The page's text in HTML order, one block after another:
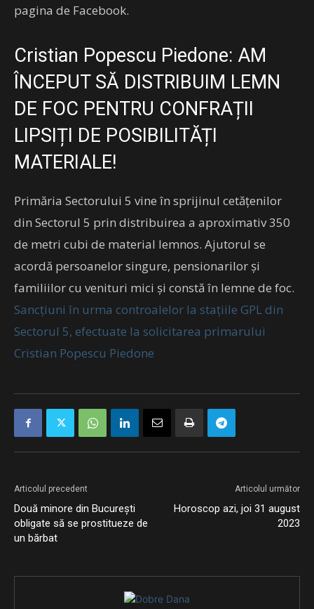
pagina de Facebook.
Cristian Popescu Piedone: AM
ÎNCEPUT SĂ DISTRIBUIM LEMN
DE FOC PENTRU CONFRAȚII
LIPSIȚI DE POSIBILITĂȚI
MATERIALE!
Primăria Sectorului 5 vine în sprijinul cetățenilor
din Sectorul 5 prin distribuirea a aproximativ 350
de metri cubi de material lemnos. Ajutorul se
acordă persoanelor singure, pensionarilor și
familiilor cu venituri mici și constă în lemne de foc.
Sancțiuni în urma controalelor la stațiile GPL din
Sectorul 5, efectuate la solicitarea primarului
Cristian Popescu Piedone
Articolul precedent
Două minore din București
obligate să se prostitueze de
un bărbat
Articolul următor
Horoscop azi, joi 31 august
2023